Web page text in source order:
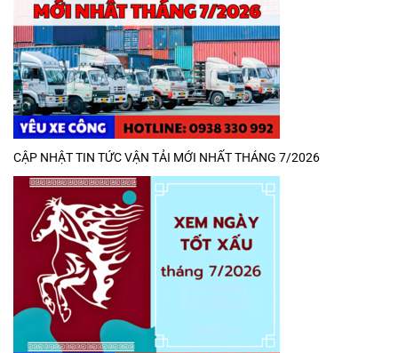
CẬP NHẬT TIN TỨC VẬN TẢI MỚI NHẤT THÁNG 7/2026